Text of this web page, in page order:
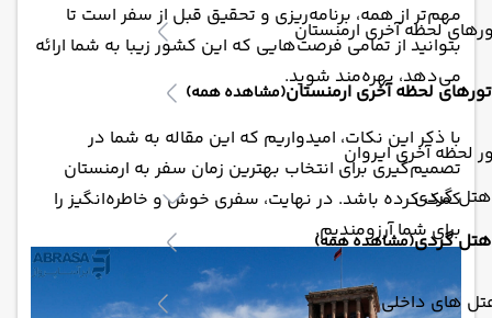
لحظه آخری ارمنستان
تورهای لحظه آخری ارمنستان(مشاهده همه)
لحظه آخری ایروان
هتل گردی
هتل گردی(مشاهده همه)
های داخلی
مهم‌تر از همه، برنامه‌ریزی و تحقیق قبل از سفر است تا
بتوانید از تمامی فرصت‌هایی که این کشور زیبا به شما ارائه
می‌دهد، بهره‌مند شوید.
با ذکر این نکات، امیدواریم که این مقاله به شما در
تصمیم‌گیری برای انتخاب بهترین زمان سفر به ارمنستان
کمک کرده باشد. در نهایت، سفری خوش و خاطره‌انگیز را
برای شما آرزومندیم.